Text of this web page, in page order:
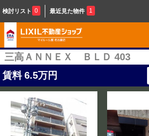
検討リスト 0 最近見た物件 1
三高ＡＮＮＥＸ ＢＬＤ 403
賃料 6.5万円